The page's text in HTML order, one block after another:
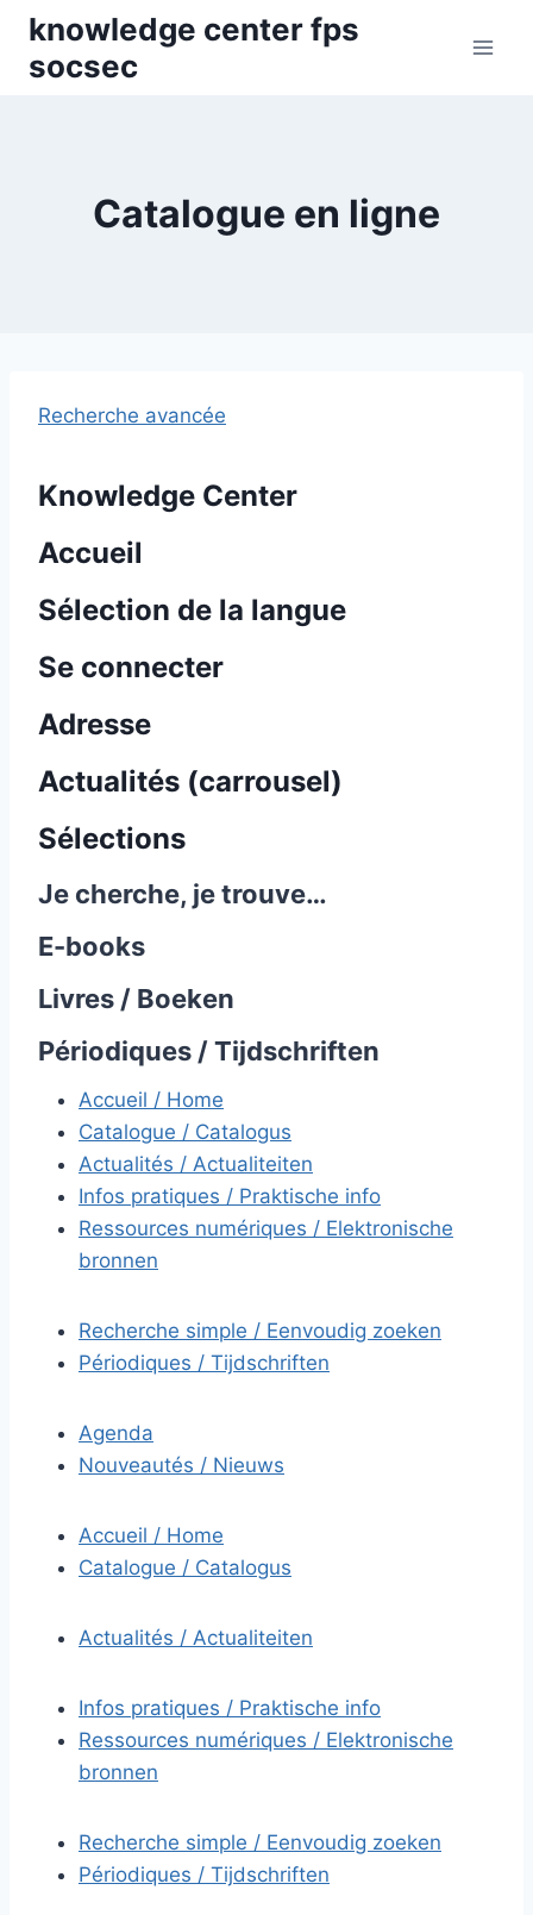
Skip
content
knowledge center fps
socsec
Catalogue en ligne
Recherche avancée
Knowledge Center
Accueil
Sélection de la langue
Se connecter
Adresse
Actualités (carrousel)
Sélections
Je cherche, je trouve…
E-books
Livres / Boeken
Périodiques / Tijdschriften
Accueil / Home
Catalogue / Catalogus
Actualités / Actualiteiten
Infos pratiques / Praktische info
Ressources numériques / Elektronische
bronnen
Recherche simple / Eenvoudig zoeken
Périodiques / Tijdschriften
Agenda
Nouveautés / Nieuws
Accueil / Home
Catalogue / Catalogus
Actualités / Actualiteiten
Infos pratiques / Praktische info
Ressources numériques / Elektronische
bronnen
Recherche simple / Eenvoudig zoeken
Périodiques / Tijdschriften